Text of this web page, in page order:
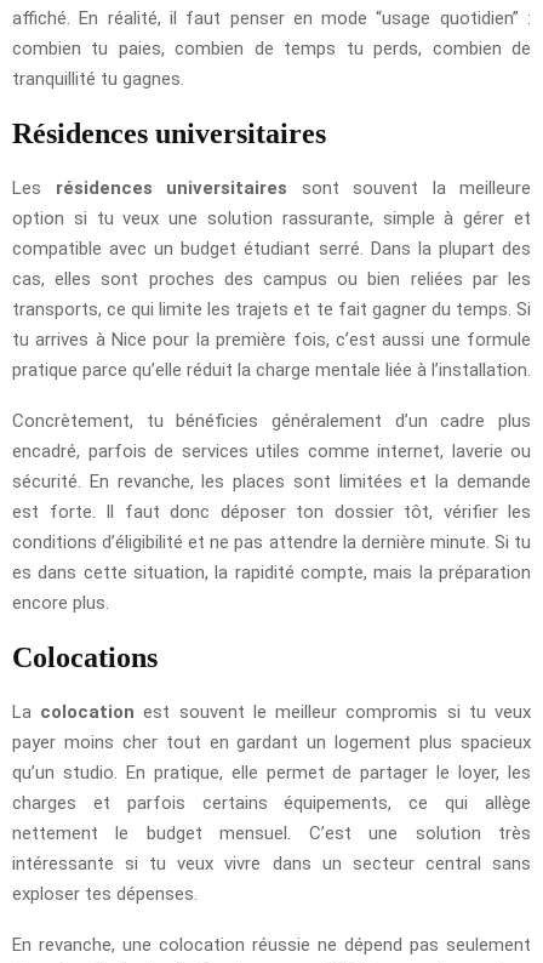
affiché. En réalité, il faut penser en mode “usage quotidien” :
combien tu paies, combien de temps tu perds, combien de
tranquillité tu gagnes.
Résidences universitaires
Les résidences universitaires sont souvent la meilleure
option si tu veux une solution rassurante, simple à gérer et
compatible avec un budget étudiant serré. Dans la plupart des
cas, elles sont proches des campus ou bien reliées par les
transports, ce qui limite les trajets et te fait gagner du temps. Si
tu arrives à Nice pour la première fois, c’est aussi une formule
pratique parce qu’elle réduit la charge mentale liée à l’installation.
Concrètement, tu bénéficies généralement d’un cadre plus
encadré, parfois de services utiles comme internet, laverie ou
sécurité. En revanche, les places sont limitées et la demande
est forte. Il faut donc déposer ton dossier tôt, vérifier les
conditions d’éligibilité et ne pas attendre la dernière minute. Si tu
es dans cette situation, la rapidité compte, mais la préparation
encore plus.
Colocations
La colocation est souvent le meilleur compromis si tu veux
payer moins cher tout en gardant un logement plus spacieux
qu’un studio. En pratique, elle permet de partager le loyer, les
charges et parfois certains équipements, ce qui allège
nettement le budget mensuel. C’est une solution très
intéressante si tu veux vivre dans un secteur central sans
exploser tes dépenses.
En revanche, une colocation réussie ne dépend pas seulement